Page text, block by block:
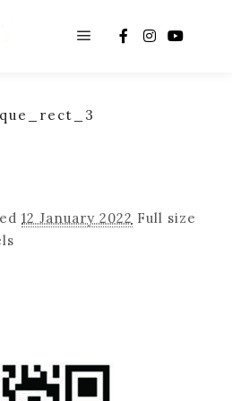
12 January 2022 Full size